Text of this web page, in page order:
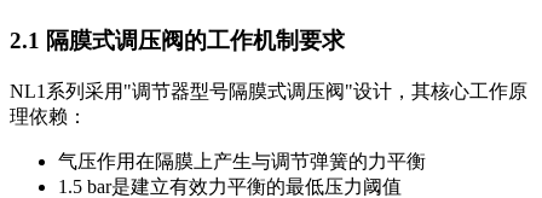
2.1 隔膜式调压阀的工作机制要求
NL1系列采用"调节器型号隔膜式调压阀"设计，其核心工作原
理依赖：
气压作用在隔膜上产生与调节弹簧的力平衡
1.5 bar是建立有效力平衡的最低压力阈值